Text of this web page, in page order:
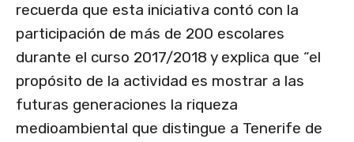
recuerda que esta iniciativa contó con la
participación de más de 200 escolares
durante el curso 2017/2018 y explica que “el
propósito de la actividad es mostrar a las
futuras generaciones la riqueza
medioambiental que distingue a Tenerife de